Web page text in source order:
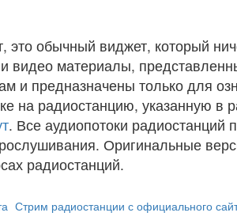
это обычный виджет, который
видео материалы,
и предназначены только для
на радиостанцию, указанную в
. Все аудиопотоки
Оригинальные
радиостанций.
Стрим радиостанции с официального